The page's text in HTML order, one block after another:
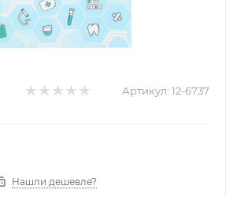
Артикул: 12-6737
Нашли дешевле?